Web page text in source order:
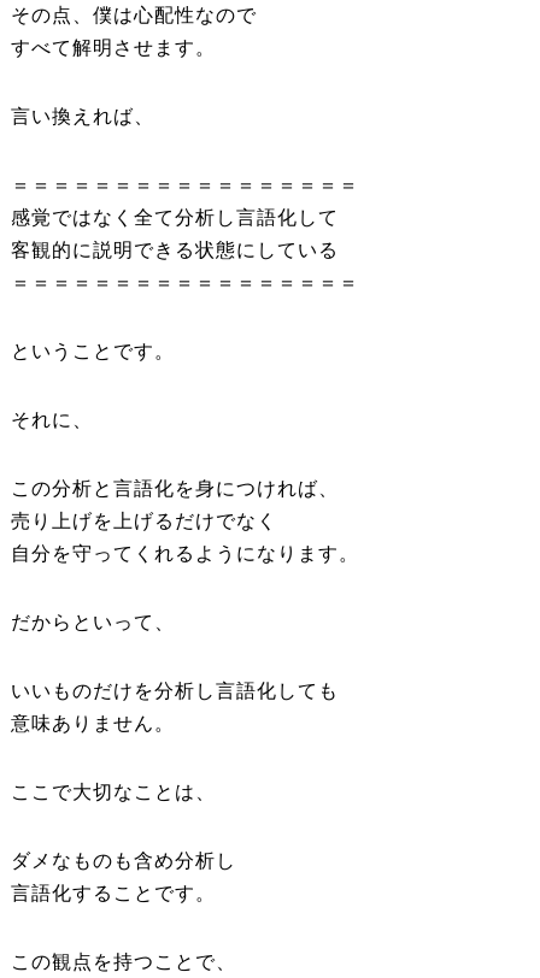
その点、僕は心配性なので
すべて解明させます。
言い換えれば、
＝＝＝＝＝＝＝＝＝＝＝＝＝＝＝＝＝
感覚ではなく全て分析し言語化して
客観的に説明できる状態にしている
＝＝＝＝＝＝＝＝＝＝＝＝＝＝＝＝＝
ということです。
それに、
この分析と言語化を身につければ、
売り上げを上げるだけでなく
自分を守ってくれるようになります。
だからといって、
いいものだけを分析し言語化しても
意味ありません。
ここで大切なことは、
ダメなものも含め分析し
言語化することです。
この観点を持つことで、